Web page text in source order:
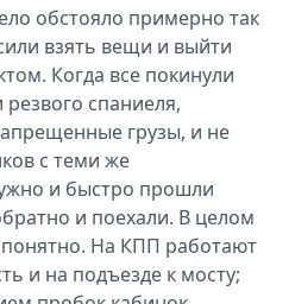
обстояло примерно так
взять вещи и выйти
Когда все покинули
резвого спаниеля,
грузы, и не
с теми же
и быстро прошли
и поехали. В целом
На КПП работают
и на подъезде к мосту;